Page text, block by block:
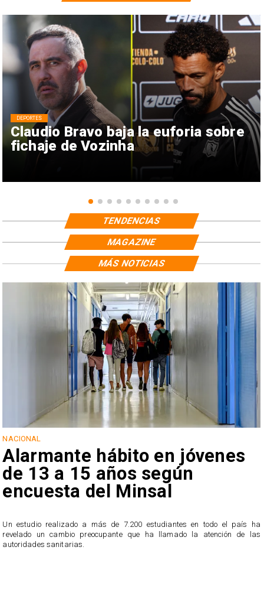
Claudio Bravo baja la euforia sobre
fichaje de Vozinha
DEPORTES
TENDENCIAS
MAGAZINE
NACIONAL
Alarmante hábito en jóvenes
de 13 a 15 años según
encuesta del Minsal
Un estudio realizado a más de 7.200 estudiantes en todo el país ha
revelado un cambio preocupante que ha llamado la atención de las
autoridades sanitarias.
MÁS NOTICIAS